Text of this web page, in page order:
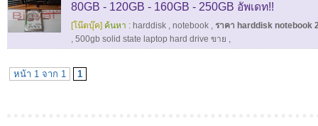
80GB - 120GB - 160GB - 250GB อัพเดท!!
[โน๊ตบุ๊ค] ค้นหา : harddisk , notebook , ราคา harddisk notebook
, 500gb solid state laptop hard drive ขาย ,
หน้า 1 จาก 1 1